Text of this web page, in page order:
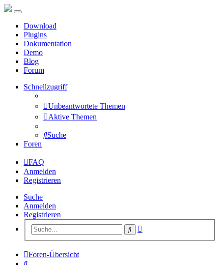
Download
Plugins
Dokumentation
Demo
Blog
Forum
Schnellzugriff
Unbeantwortete Themen
Aktive Themen
Suche
Foren
FAQ
Anmelden
Registrieren
Suche
Anmelden
Registrieren
Suche
Foren-Übersicht
Suche